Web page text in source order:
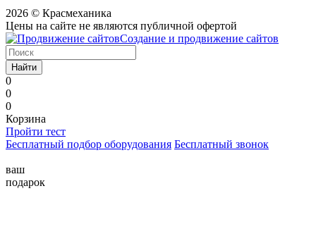
2026 © Красмеханика
Цены на сайте не являются публичной офертой
Создание и продвижение сайтов
Найти
0
0
0
Корзина
Пройти тест
Бесплатный подбор оборудования Бесплатный звонок
ваш
подарок